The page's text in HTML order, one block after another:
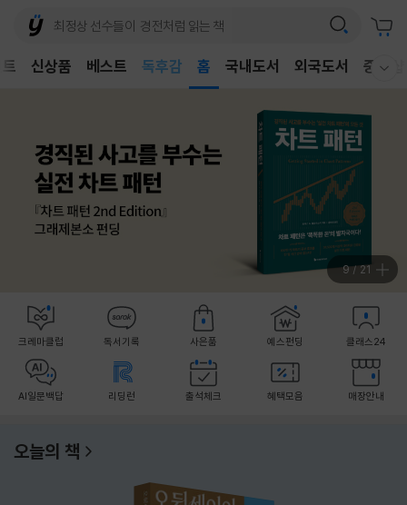
신상품 베스트 독후감 홈 국내도서 외국도서 중고샵
10/21
크레마클럽 독서기록 사은품 예스펀딩 클래스24
AI일문백답 리딩런 출석체크 혜택모음 매장안내
오늘의 책